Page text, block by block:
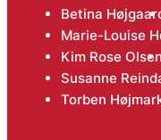
Betina
Marie-Louise
Kim Rose Olsen
Susanne
Torben